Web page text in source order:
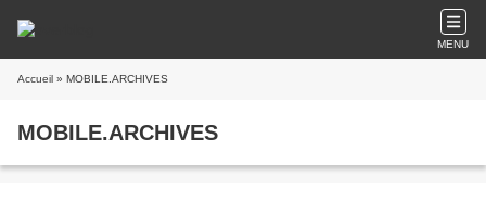
MENU
Accueil » MOBILE.ARCHIVES
MOBILE.ARCHIVES